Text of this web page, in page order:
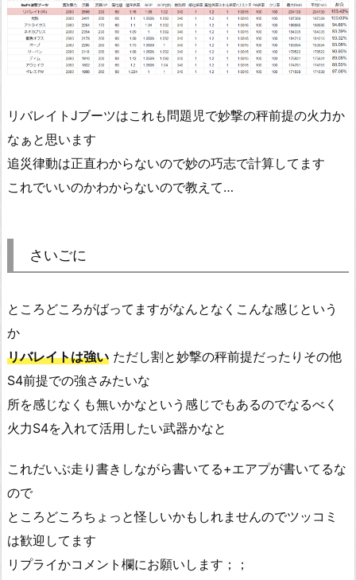
リバレイトJブーツはこれも問題児で妙撃の秤前提の火力か
なぁと思います
追災律動は正直わからないので妙の巧志で計算してます
これでいいのかわからないので教えて…
さいごに
ところどころがばってますがなんとなくこんな感じという
か
リバレイトは強い ただし割と妙撃の秤前提だったりその他
S4前提での強さみたいな
所を感じなくも無いかなという感じでもあるのでなるべく
火力S4を入れて活用したい武器かなと
これだいぶ走り書きしながら書いてる+エアプが書いてるな
ので
ところどころちょっと怪しいかもしれませんのでツッコミ
は歓迎してます
リプライかコメント欄にお願いします；；